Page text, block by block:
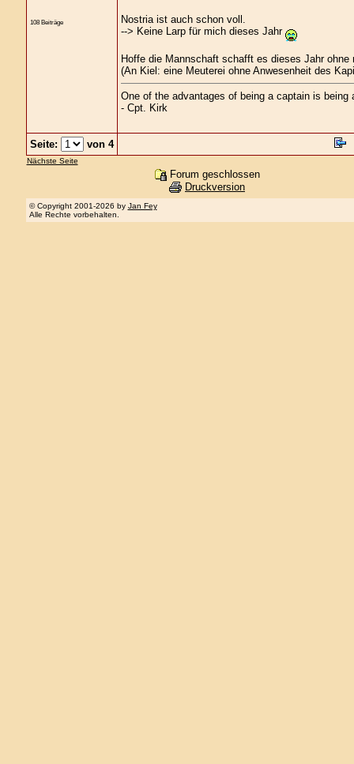
108 Beiträge
Nostria ist auch schon voll.
--> Keine Larp für mich dieses Jahr
Hoffe die Mannschaft schafft es dieses Jahr ohne
(An Kiel: eine Meuterei ohne Anwesenheit des
One of the advantages of being a captain is
- Cpt. Kirk
Seite: von 4
Nächste Seite
Forum geschlossen
Druckversion
© Copyright 2001-2026 by Jan Fey
Alle Rechte vorbehalten.